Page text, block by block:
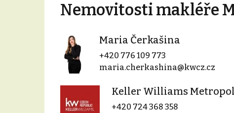
Nemovitosti makléře
Maria Čerkašina
+420 776 109 773
maria.cherkashina@kwcz.cz
Keller Williams
+420 724 368 358